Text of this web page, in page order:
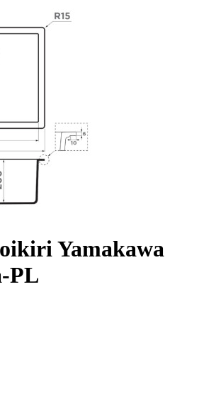
Yamakawa
PL